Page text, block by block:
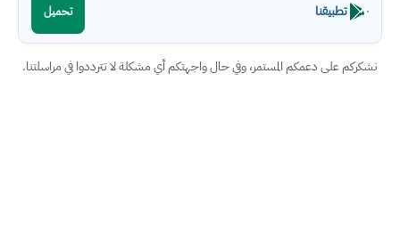
تطبيقنا تحميل
نشكركم على دعمكم المستمر، وفي حال واجهتكم أي مشكلة لا تترددوا في مراسلتنا.